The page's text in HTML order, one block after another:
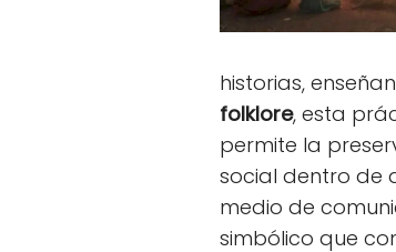
historias,
folklore, esta
permite la
social dentro de
medio de
simbólico que